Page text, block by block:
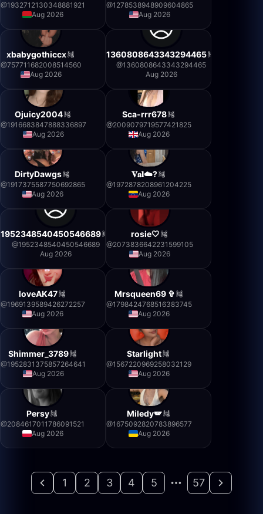
@1932712130348881921
Aug 2026
@1278538948909604865
Aug 2026
xbabygothiccx
@757711682008514560
Aug 2026
1360808643343294465
@1360808643343294465
Aug 2026
Ojuicy2004
@1916683847888336897
Aug 2026
Sca-rrr678
@2009079719577421825
Aug 2026
DirtyDawgs
@1917375587750692865
Aug 2026
𝐕𝐚𝐥☁️?
@1972878208961204225
Aug 2026
1952348540450546689
@1952348540450546689
Aug 2026
rosie🤍
@2073836642231599105
Aug 2026
loveAK47
@1969139589426272257
Aug 2026
Mrsqueen69 ✞
@1798424768516383745
Aug 2026
Shimmer_3789
@1952831375857264641
Aug 2026
Starlight
@1567220969258032129
Aug 2026
Persy
@2084617011786091521
Aug 2026
Miledy🪽
@1675092820783896577
Aug 2026
1 2 3 4 5 57